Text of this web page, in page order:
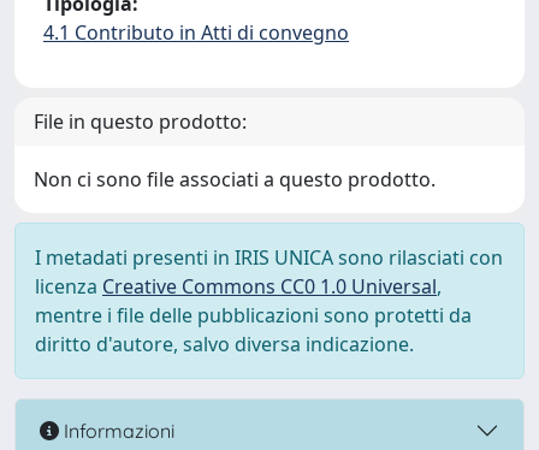
4.1 Contributo in Atti di convegno
File in questo prodotto:
Non ci sono file associati a questo prodotto.
I metadati presenti in IRIS UNICA sono rilasciati con
licenza Creative Commons CC0 1.0 Universal,
mentre i file delle pubblicazioni sono protetti da
diritto d'autore, salvo diversa indicazione.
Informazioni